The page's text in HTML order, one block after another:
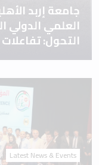
جامعة إربد
العلمي الدولي
التحول:
Latest News & Events